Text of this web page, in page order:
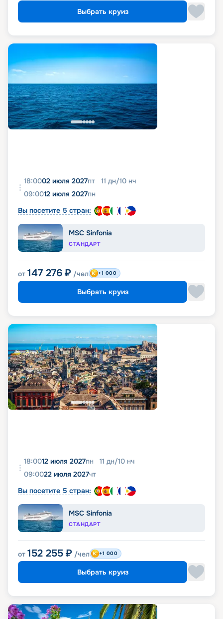
Выбрать круиз
18:0002 июля 2027пт 11 дн/10 нч
09:0012 июля 2027пн
Вы посетите 5 стран:
MSC Sinfonia
СТАНДАРТ
от 147 276 ₽ /чел +1 000
Выбрать круиз
18:0012 июля 2027пн 11 дн/10 нч
09:0022 июля 2027чт
Вы посетите 5 стран:
MSC Sinfonia
СТАНДАРТ
от 152 255 ₽ /чел +1 000
Выбрать круиз